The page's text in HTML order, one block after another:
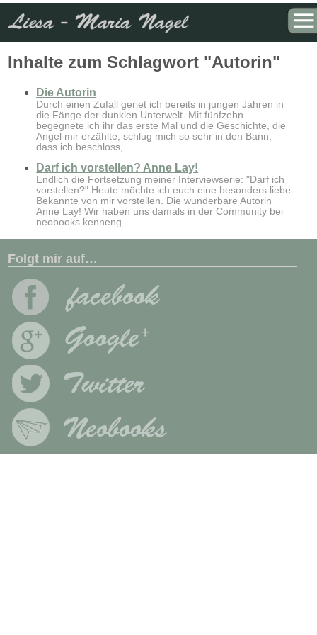
Sie sind hier: Startseite » Tag: "Autorin"
Inhalte zum Schlagwort "Autorin"
Die Autorin
Durch einen Zufall geriet ich bereits in jungen Jahren in
die Fänge der dunklen Unterwelt. Mit fünfzehn
begegnete ich ihr das erste Mal und die Geschichte, die
Angel mir erzählte, schlug mich so sehr in den Bann,
dass ich beschloss, …
Darf ich vorstellen? Anne Lay!
Endlich die Fortsetzung meiner Interviewserie: "Darf ich
vorstellen?" Heute möchte ich euch eine besonders liebe
Bekannte von mir vorstellen. Die wunderbare Autorin
Anne Lay! Wir haben uns damals in der Community bei
neobooks kenneng …
Folgt mir auf…